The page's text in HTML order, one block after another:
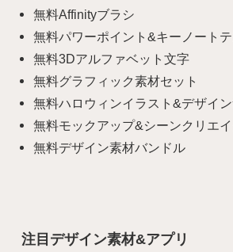
無料Affinityブラシ
無料パワーポイント&キーノート
無料3Dアルファベット文字
無料グラフィック素材セット
無料ハロウィンイラスト&デザイ
無料モックアップ&シーンクリエ
無料デザイン素材バンドル
注目デザイン素材&アプリ